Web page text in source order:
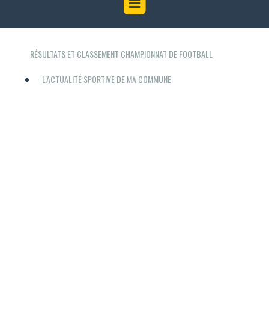
RÉSULTATS ET CLASSEMENT CHAMPIONNAT DE FOOTBALL
L'ACTUALITÉ SPORTIVE DE MA COMMUNE